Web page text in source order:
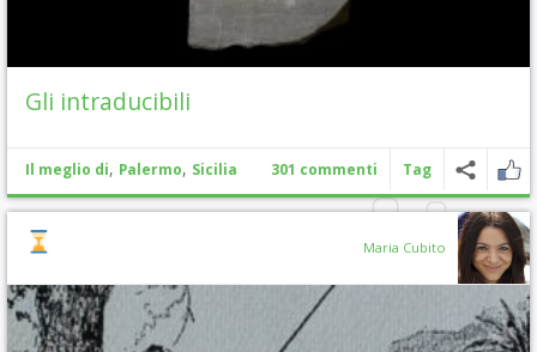
Gli intraducibili
Il meglio di, Palermo, Sicilia 301 commenti Tag
Maria Cubito